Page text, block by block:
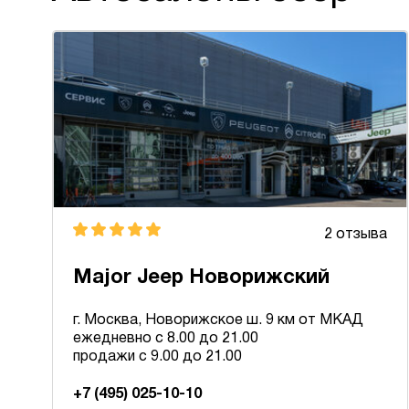
2 отзыва
Major Jeep Новорижский
г. Москва, Новорижское ш. 9 км от МКАД
ежедневно с 8.00 до 21.00
продажи с 9.00 до 21.00
+7 (495) 025-10-10